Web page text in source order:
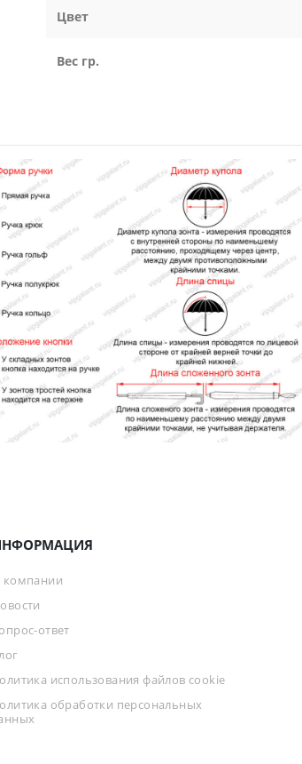
Цвет
Вес гр.
компании
ответ
использования файлов cookie
обработки персональных